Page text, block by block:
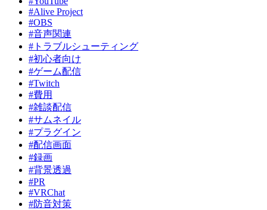
#Alive Project
#OBS
#音声関連
#トラブルシューティング
#初心者向け
#ゲーム配信
#Twitch
#費用
#雑談配信
#サムネイル
#プラグイン
#配信画面
#録画
#背景透過
#PR
#VRChat
#防音対策